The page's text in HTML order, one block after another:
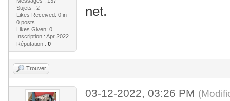
Sujets : 2
Likes Received: 0in
0 posts
Likes Given: 0
Inscription : Apr 2022
Réputation : 0
net.
Trouver
03-12-2022, 03:26 PM